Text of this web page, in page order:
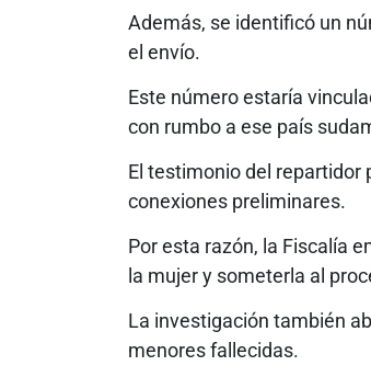
Además, se identificó un
el envío.
Este número estaría
con rumbo a ese país
El testimonio del
conexiones preliminares.
Por esta razón, la Fiscalía
la mujer y someterla al
La investigación también
menores fallecidas.